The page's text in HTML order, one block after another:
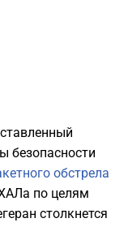
безопасности
обстрела
по целям
столкнется